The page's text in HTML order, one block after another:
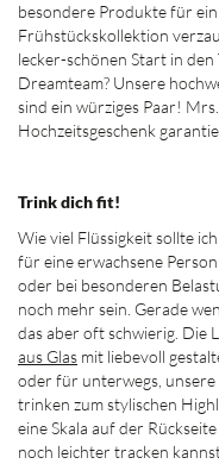
besondere Produkte für
Frühstückskollektion
lecker-schönen Start in
Dreamteam? Unsere
sind ein würziges Paar!
Hochzeitsgeschenk
Trink dich fit!
Wie viel Flüssigkeit sollte
für eine erwachsene
oder bei besonderen
noch mehr sein. Gerade
das aber oft schwierig. Die
aus Glas mit liebevoll
oder für unterwegs, unsere
trinken zum stylischen
eine Skala auf der
noch leichter tracken